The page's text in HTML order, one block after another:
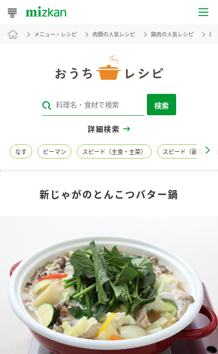
おうちレシピ
レシピカテゴリ一覧
レシピ名特集
商品情報
酢 調味酢
お酢ドリンク ぽん酢
みりん風・料理酒 鍋用調味料
新商品一覧
キャンペーン情報
ブランド・スペシャルサイト
ブランド・スペシャルサイト トップ
商品ブランドサイト
Fibee（ファイビー）
企業情報
メニュー・レシピ 肉類の人気レシピ 鶏肉の人気レシピ 新
検索
詳細検索
なす ピーマン スピード（主食・主菜） スピード（副菜・つ
新じゃがのとんこつバター鍋